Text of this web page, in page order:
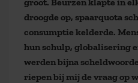
droogde op, spaarquota
consumptie kelderde.
hun schulp, globalisering
werden bijna
riepen bij mij de vraag op